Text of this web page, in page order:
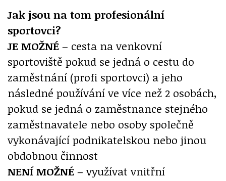
Jak jsou na tom profesionální
sportovci?
JE MOŽNÉ – cesta na venkovní
sportoviště pokud se jedná o cestu do
zaměstnání (profi sportovci) a jeho
následné používání ve více než 2 osobách,
pokud se jedná o zaměstnance stejného
zaměstnavatele nebo osoby společně
vykonávající podnikatelskou nebo jinou
obdobnou činnost
NENÍ MOŽNÉ – využívat vnitřní